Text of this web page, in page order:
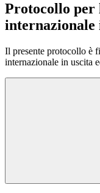
Protocollo per
internazionale
Il presente protocollo è
internazionale in uscita